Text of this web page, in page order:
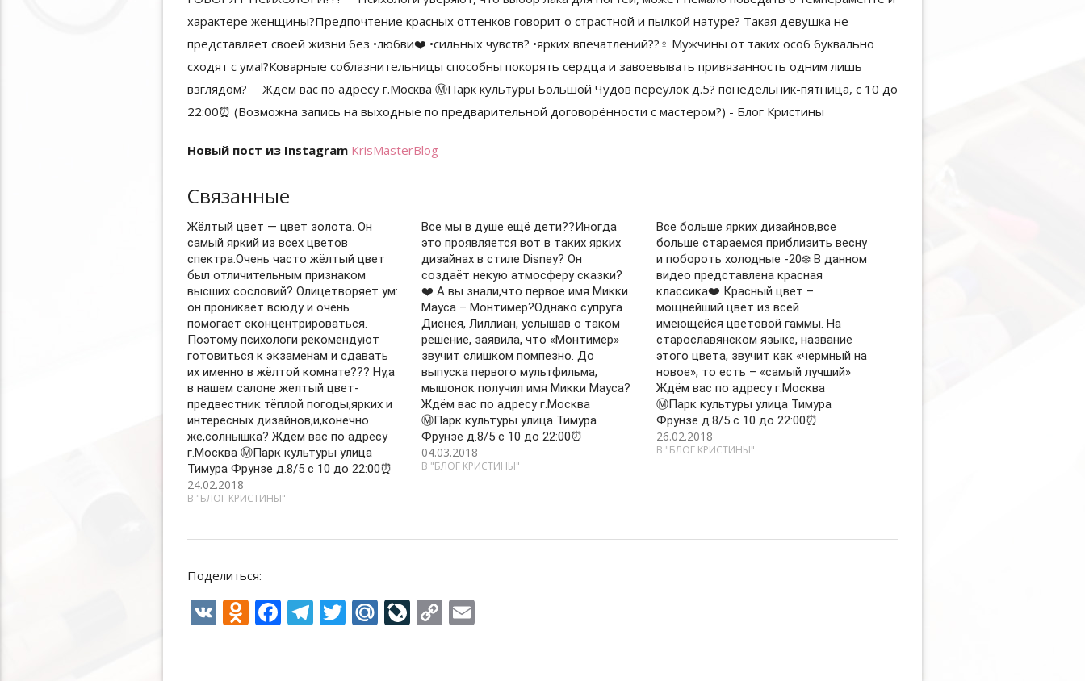
Новый пост из Instagram KrisMasterBlog
Связанные
Жёлтый цвет — цвет золота. Он
самый яркий из всех цветов
спектра.Очень часто жёлтый цвет
был отличительным признаком
высших сословий? Олицетворяет ум:
он проникает всюду и очень
помогает сконцентрироваться.
Поэтому психологи рекомендуют
готовиться к экзаменам и сдавать
их именно в жёлтой комнате??? Ну,а
в нашем салоне желтый цвет-
предвестник тёплой погоды,ярких и
интересных дизайнов,и,конечно
же,солнышка? Ждём вас по адресу
г.Москва Ⓜ️Парк культуры улица
Тимура Фрунзе д.8/5 с 10 до 22:00⏰
24.02.2018
В "БЛОГ КРИСТИНЫ"
Все мы в душе ещё дети??Иногда
это проявляется вот в таких ярких
дизайнах в стиле Disney? Он
создаёт некую атмосферу сказки?
❤️ А вы знали,что первое имя Микки
Мауса – Монтимер?Однако супруга
Диснея, Лиллиан, услышав о таком
решение, заявила, что «Монтимер»
звучит слишком помпезно. До
выпуска первого мультфильма,
мышонок получил имя Микки Мауса?
Ждём вас по адресу г.Москва
Ⓜ️Парк культуры улица Тимура
Фрунзе д.8/5 с 10 до 22:00⏰
04.03.2018
В "БЛОГ КРИСТИНЫ"
Все больше ярких дизайнов,все
больше стараемся приблизить весну
и побороть холодные -20❄️ В данном
видео представлена красная
классика❤️ Красный цвет –
мощнейший цвет из всей
имеющейся цветовой гаммы. На
старославянском языке, название
этого цвета, звучит как «чермный на
новое», то есть – «самый лучший»
Ждём вас по адресу г.Москва
Ⓜ️Парк культуры улица Тимура
Фрунзе д.8/5 с 10 до 22:00⏰
26.02.2018
В "БЛОГ КРИСТИНЫ"
Поделиться:
V O F T T M Li C E